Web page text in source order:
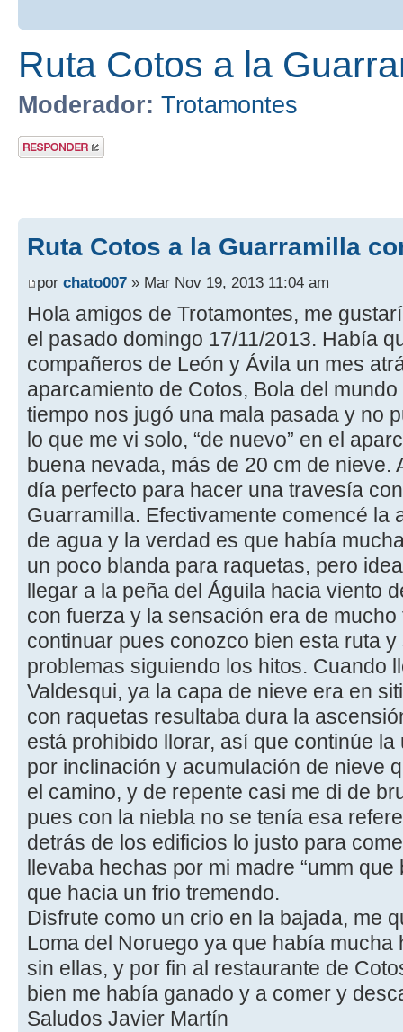
Ruta Cotos a la
Moderador: Trotamontes
Publicar una
respuesta
Ruta Cotos a la Guarramilla
por chato007 » Mar Nov 19, 2013 11:04 am
Hola amigos de Trotamontes, me
el pasado domingo 17/11/2013. Había
compañeros de León y Ávila un mes
aparcamiento de Cotos, Bola del
tiempo nos jugó una mala pasada y no
lo que me vi solo, “de nuevo” en el
buena nevada, más de 20 cm de nieve.
día perfecto para hacer una travesía
Guarramilla. Efectivamente comencé la
de agua y la verdad es que había
un poco blanda para raquetas, pero
llegar a la peña del Águila hacia viento
con fuerza y la sensación era de
continuar pues conozco bien esta ruta
problemas siguiendo los hitos. Cuando
Valdesqui, ya la capa de nieve era en
con raquetas resultaba dura la
está prohibido llorar, así que continúe
por inclinación y acumulación de nieve
el camino, y de repente casi me di de
pues con la niebla no se tenía esa
detrás de los edificios lo justo para
llevaba hechas por mi madre “umm
que hacia un frio tremendo.
Disfrute como un crio en la bajada, me
Loma del Noruego ya que había
sin ellas, y por fin al restaurante de
bien me había ganado y a comer y
Saludos Javier Martín